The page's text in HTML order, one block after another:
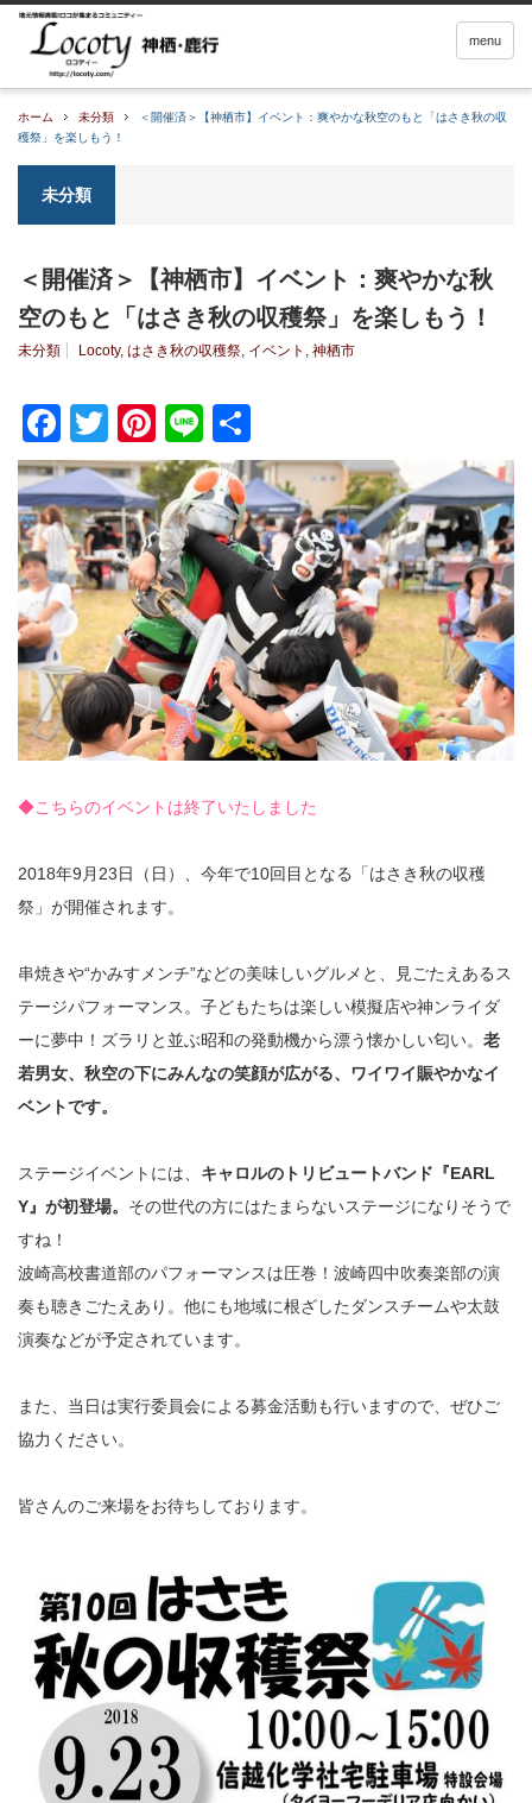
menu
ホーム 未分類
＜開催済＞【神栖市】イベント：爽やかな秋空のもと「はさき秋の収
穫祭」を楽しもう！
未分類
＜開催済＞【神栖市】イベント：爽やかな秋
空のもと「はさき秋の収穫祭」を楽しもう！
未分類 Locoty, はさき秋の収穫祭, イベント , 神栖市
Facebook
TwitterPinterest
Line
有
◆こちらのイベントは終了いたしました
2018年9月23日（日）、今年で10回目となる「はさき秋の収穫
祭」が開催されます。
串焼きや“かみすメンチ”などの美味しいグルメと、見ごたえあるス
テージパフォーマンス。子どもたちは楽しい模擬店や神ンライダ
ーに夢中！ズラリと並ぶ昭和の発動機から漂う懐かしい匂い。 老
若男女、秋空の下にみんなの笑顔が広がる、ワイワイ賑やかなイ
ベントです。
ステージイベントには、 キャロルのトリビュートバンド『EARL
Y』が初登場。 その世代の方にはたまらないステージになりそうで
すね！
波崎高校書道部のパフォーマンスは圧巻！波崎四中吹奏楽部の演
奏も聴きごたえあり。他にも地域に根ざしたダンスチームや太鼓
演奏などが予定されています。
また、当日は実行委員会による募金活動も行いますので、ぜひご
協力ください。
皆さんのご来場をお待ちしております。